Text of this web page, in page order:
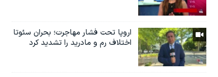
اروپا تحت فشار مهاجرت؛ بحران سئوتا
اختلاف رم و مادرید را تشدید کرد